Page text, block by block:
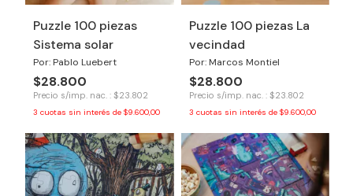
Puzzle 100 piezas
Sistema solar
Por: Pablo Luebert
$28.800
Precio s/imp. nac. : $23.802
3 cuotas sin interés de $9.600,00
Puzzle 100 piezas La
vecindad
Por: Marcos Montiel
$28.800
Precio s/imp. nac. : $23.802
3 cuotas sin interés de $9.600,00